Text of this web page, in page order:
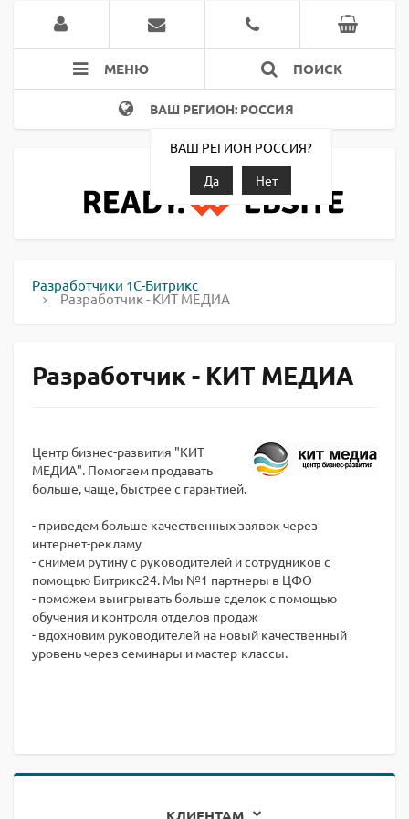
МЕНЮ ПОИСК
ВАШ РЕГИОН: РОССИЯ
ВАШ РЕГИОН РОССИЯ?
Да
Нет
Разработчики 1С-Битрикс
Разработчик - КИТ МЕДИА
Разработчик - КИТ МЕДИА
Центр бизнес-развития "КИТ
МЕДИА". Помогаем продавать
больше, чаще, быстрее с гарантией.
- приведем больше качественных заявок через
интернет-рекламу
- снимем рутину с руководителей и сотрудников с
помощью Битрикс24. Мы №1 партнеры в ЦФО
- поможем выигрывать больше сделок с помощью
обучения и контроля отделов продаж
- вдохновим руководителей на новый качественный
уровень через семинары и мастер-классы.
КЛИЕНТАМ